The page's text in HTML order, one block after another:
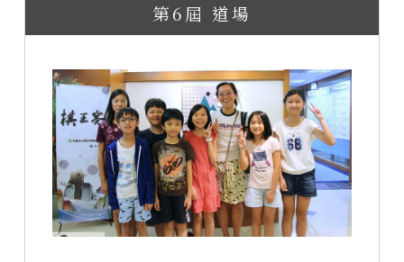
第6屆 道場